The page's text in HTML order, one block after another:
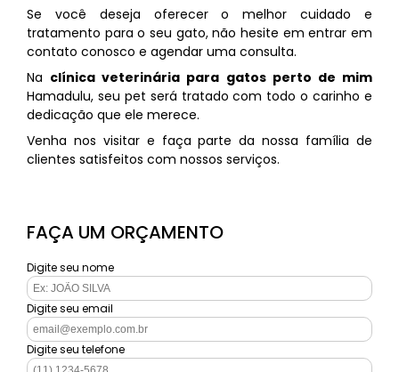
Se você deseja oferecer o melhor cuidado e
tratamento para o seu gato, não hesite em entrar em
contato conosco e agendar uma consulta.
Na clínica veterinária para gatos perto de mim
Hamadulu, seu pet será tratado com todo o carinho e
dedicação que ele merece.
Venha nos visitar e faça parte da nossa família de
clientes satisfeitos com nossos serviços.
FAÇA UM ORÇAMENTO
Digite seu nome
Digite seu email
Digite seu telefone